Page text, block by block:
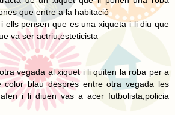
que entre a la habitació
ells pensen que es una xiqueta i li diu que
va ser actriu,esteticista
vegada al xiquet i li quiten la roba per a
color blau després entre otra vegada les
i li diuen vas a acer futbolista,policia